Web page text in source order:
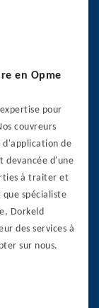
en Opme
pour
couvreurs
d'application de
devancée d'une
à traiter et
spécialiste
Dorkeld
des services à
sur nous.